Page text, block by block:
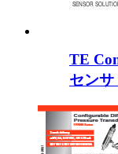
TE
センサ